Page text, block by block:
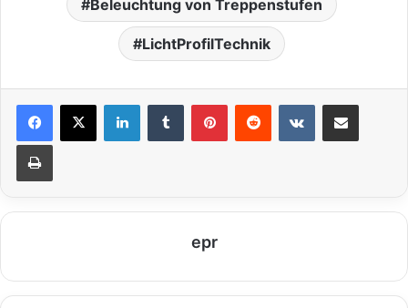
Beleuchtung von Treppenstufen
LichtProfilTechnik
epr